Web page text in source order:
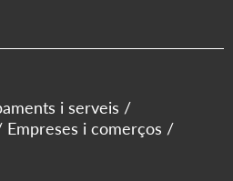
i serveis
Empreses i comerços